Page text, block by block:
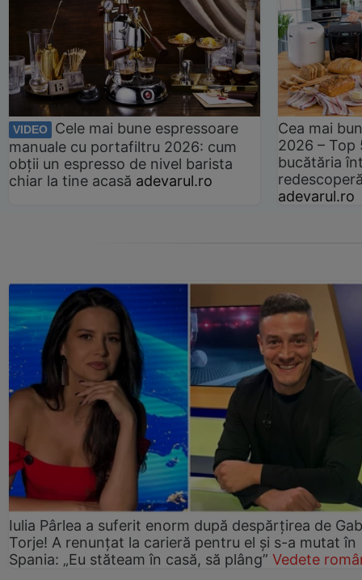
VIDEO
Cele mai bune espressoare
manuale cu portafiltru 2026: cum
obții un espresso de nivel barista
chiar la tine acasă adevarul.ro
Cea mai
2026 –
bucătăria
adevarul.ro
Iulia Pârlea a suferit enorm după despărțirea de
Torje! A renunțat la carieră pentru el și s-a mutat în
Spania: „Eu stăteam în casă, să plâng” Vedete